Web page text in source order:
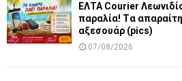
ΕΛΤΑ Courier
παραλία! Tα
αξεσουάρ (pics)
07/08/2026